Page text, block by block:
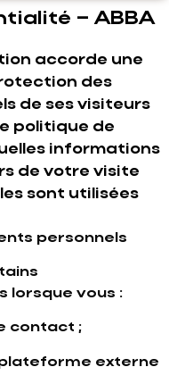
– ABBA
accorde une
des
de ses visiteurs
politique de
informations
de votre visite
sont utilisées
personnels
lorsque vous :
contact ;
externe